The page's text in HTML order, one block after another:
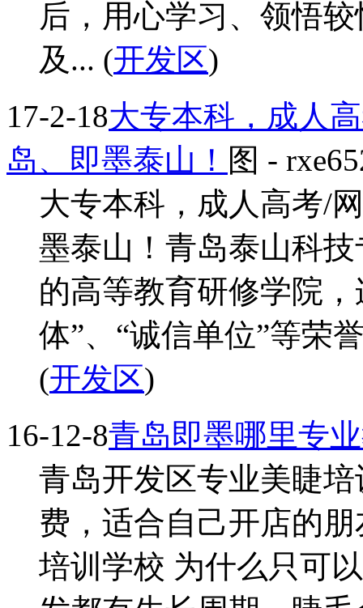
后，用心学习、领悟
及... (开发区)
17-2-18大专本科，成人
岛、即墨泰山！ 图 -
大专本科，成人高考/
墨泰山！青岛泰山科
的高等教育研修学院
体”、“诚信单位”等荣
(开发区)
16-12-8青岛即墨哪里专
青岛开发区专业美睫
费，适合自己开店的
培训学校 为什么只可